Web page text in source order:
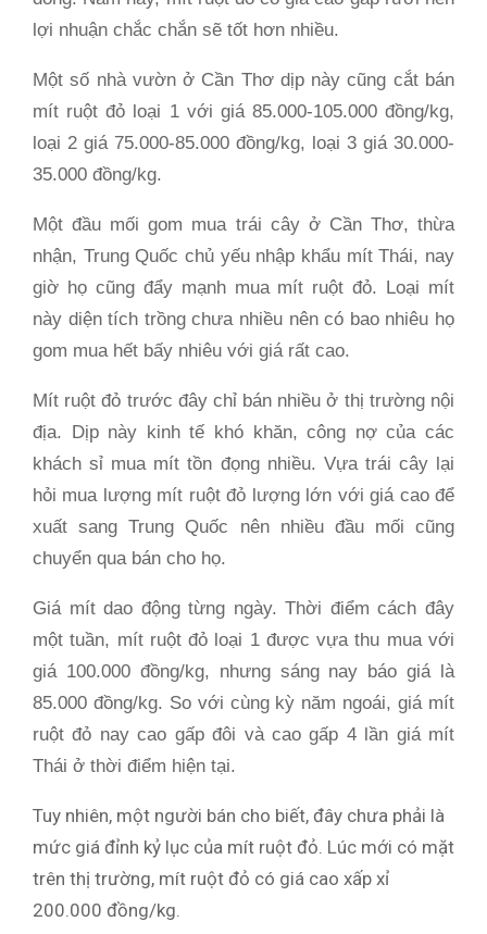
lợi nhuận chắc chắn sẽ tốt hơn nhiều.
Một số nhà vườn ở Cần Thơ dịp này cũng cắt bán
mít ruột đỏ loại 1 với giá 85.000-105.000 đồng/kg,
loại 2 giá 75.000-85.000 đồng/kg, loại 3 giá 30.000-
35.000 đồng/kg.
Một đầu mối gom mua trái cây ở Cần Thơ, thừa
nhận, Trung Quốc chủ yếu nhập khẩu mít Thái, nay
giờ họ cũng đẩy mạnh mua mít ruột đỏ. Loại mít
này diện tích trồng chưa nhiều nên có bao nhiêu họ
gom mua hết bấy nhiêu với giá rất cao.
Mít ruột đỏ trước đây chỉ bán nhiều ở thị trường nội
địa. Dịp này kinh tế khó khăn, công nợ của các
khách sỉ mua mít tồn đọng nhiều. Vựa trái cây lại
hỏi mua lượng mít ruột đỏ lượng lớn với giá cao để
xuất sang Trung Quốc nên nhiều đầu mối cũng
chuyển qua bán cho họ.
Giá mít dao động từng ngày. Thời điểm cách đây
một tuần, mít ruột đỏ loại 1 được vựa thu mua với
giá 100.000 đồng/kg, nhưng sáng nay báo giá là
85.000 đồng/kg. So với cùng kỳ năm ngoái, giá mít
ruột đỏ nay cao gấp đôi và cao gấp 4 lần giá mít
Thái ở thời điểm hiện tại.
Tuy nhiên, một người bán cho biết, đây chưa phải là
mức giá đỉnh kỷ lục của mít ruột đỏ. Lúc mới có mặt
trên thị trường, mít ruột đỏ có giá cao xấp xỉ
200.000 đồng/kg.